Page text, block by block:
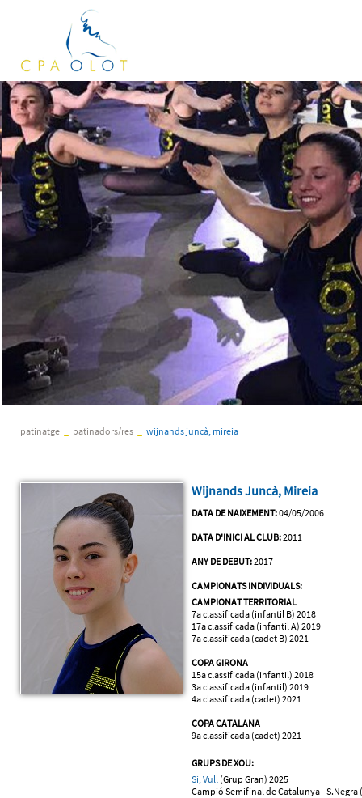
patinatge patinadors/res wijnands juncà, mireia
Wijnands Juncà, Mireia
DATA DE NAIXEMENT:04/05/2006
DATA D'INICI AL CLUB:2011
ANY DE DEBUT:2017
CAMPIONATS INDIVIDUALS:
CAMPIONAT TERRITORIAL
7a classificada (infantil B) 2018
17a classificada (infantil A) 2019
7a classificada (cadet B) 2021
COPA GIRONA
15a classificada (infantil) 2018
3a classificada (infantil) 2019
4a classificada (cadet) 2021
COPA CATALANA
9a classificada (cadet) 2021
GRUPS DE XOU:
Si, Vull(Grup Gran) 2025
Campió Semifinal de Catalunya - S.Negra